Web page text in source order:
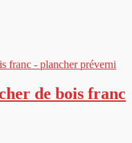
de bois franc